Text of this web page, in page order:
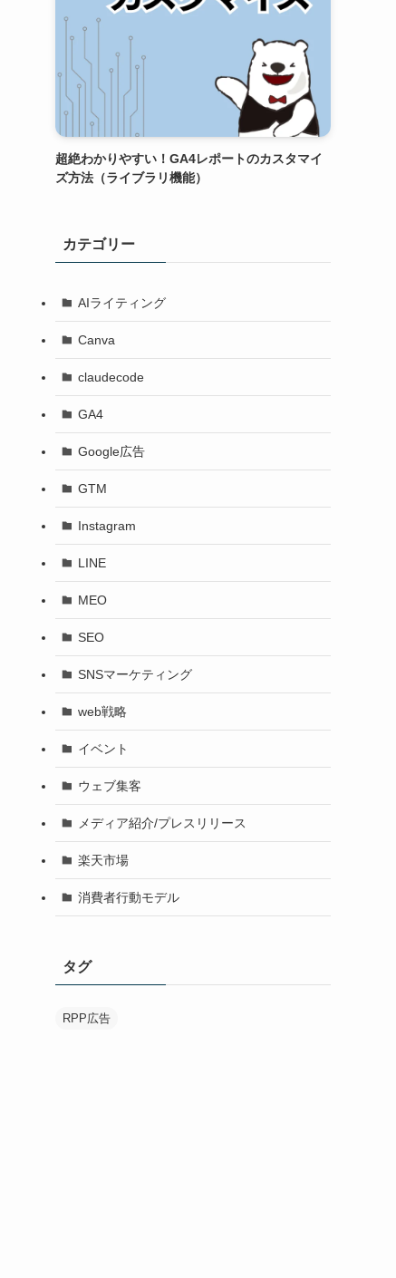
超絶わかりやすい！GA4レポートのカスタマイ
ズ方法（ライブラリ機能）
カテゴリー
AIライティング
Canva
claudecode
GA4
Google広告
GTM
Instagram
LINE
MEO
SEO
SNSマーケティング
web戦略
イベント
ウェブ集客
メディア紹介/プレスリリース
楽天市場
消費者行動モデル
タグ
RPP広告